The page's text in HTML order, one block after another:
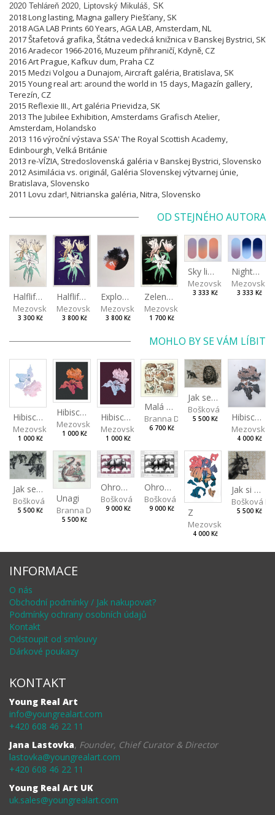
2020 Tehláreň 2020, Liptovský Mikuláš, SK
2018 Long lasting, Magna gallery Piešťany, SK
2018 AGA LAB Prints 60 Years, AGA LAB, Amsterdam, NL
2017 Štafetová grafika, Štátna vedecká knižnica v Banskej Bystrici, SK
2016 Aradecor 1966-2016, Muzeum přihraničí, Kdyně, CZ
2016 Art Prague, Kafkuv dum, Praha CZ
2015 Medzi Volgou a Dunajom, Aircraft galéria, Bratislava, SK
2015 Young real art: around the world in 15 days, Magazín gallery,
Terezín, CZ
2015 Reflexie III., Art galéria Prievidza, SK
2013 The Jubilee Exhibition, Amsterdams Grafisch Atelier,
Amsterdam, Holandsko
2013 116 výroční výstava SSA' The Royal Scottish Academy,
Edinbourgh, Velká Británie
2013 re-VÍZIA, Stredoslovenská galéria v Banskej Bystrici, Slovensko
2012 Asimilácia vs. originál, Galéria Slovenskej výtvarnej únie,
Bratislava, Slovensko
2011 Lovu zdar!, Nitrianska galéria, Nitra, Slovensko
OD STEJNÉHO AUTORA
Halflife II
Mezovská Livia
3 300 Kč
Halflife I
Mezovská Livia
3 800 Kč
Exploze
Mezovská Livia
3 800 Kč
Zelené lilije
Mezovská Livia
1 700 Kč
Sky light
Mezovská Livia
3 333 Kč
Night sky
Mezovská
3 333 Kč
MOHLO BY SE VÁM LÍBIT
Hibiscus I
Mezovská Livia
1 000 Kč
Hibiscus III
Mezovská Livia
1 000 Kč
Hibiscus II
Mezovská Livia
1 000 Kč
Malá zvířata
Branna Dorota
6 700 Kč
Jak se liška poradila s rozumem
Bošková Radka
5 500 Kč Hibiscus BIO
Mezovská
4 000 Kč
Jak se liška napálila
Bošková Radka
5 500 Kč
Unagi
Branna Dorota
5 500 Kč
Ohrožený druh II
Bošková Radka
9 000 Kč
Ohrožený druh I
Bošková Radka
9 000 Kč Z
Mezovská Livia
4 000 Kč
Jak si osel zahrál na psa
Bošková
5 500 Kč
INFORMACE
O nás
Obchodní podmínky / Jak nakupovat?
Podmínky ochrany osobních údajů
Kontakt
Odstoupit od smlouvy
Dárkové poukazy
KONTAKT
Young Real Art
info@youngrealart.com
+420 608 46 22 11
Jana Lastovka, Founder, Chief Curator & Director
lastovka@youngrealart.com
+420 608 46 22 11
Young Real Art UK
uk.sales@youngrealart.com